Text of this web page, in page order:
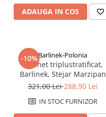
ADAUGA IN COS
-10%Barlinek-Polonia
Parchet triplustratificat,
Barlinek, Stejar Marzipan
Muffin Grande
321,00 Lei288,90 Lei
IN STOC FURNIZOR